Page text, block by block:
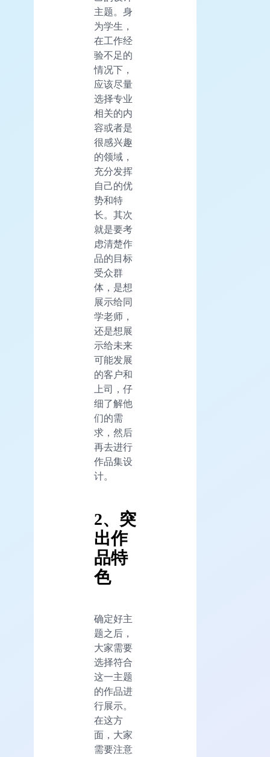
主题。身
为学生，
在工作经
验不足的
情况下，
应该尽量
选择专业
相关的内
容或者是
很感兴趣
的领域，
充分发挥
自己的优
势和特
长。其次
就是要考
虑清楚作
品的目标
受众群
体，是想
展示给同
学老师，
还是想展
示给未来
可能发展
的客户和
上司，仔
细了解他
们的需
求，然后
再去进行
作品集设
计。
2、突
出作
品特
色
确定好主
题之后，
大家需要
选择符合
这一主题
的作品进
行展示。
在这方
面，大家
需要注意